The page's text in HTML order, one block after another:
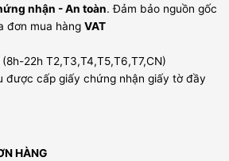
nhận - An toàn. Đảm bảo nguồn gốc
đơn mua hàng VAT
(8h-22h T2,T3,T4,T5,T6,T7,CN)
được cấp giấy chứng nhận giấy tờ đầy
HÀNG